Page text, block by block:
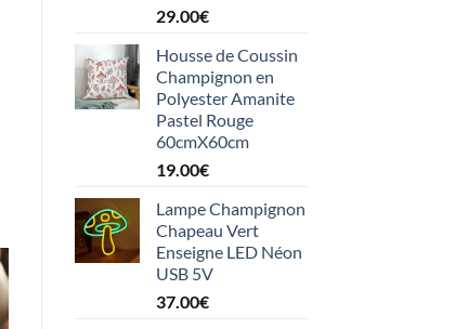
29.00€
Housse de Coussin
Champignon en
Polyester Amanite
Pastel Rouge
60cmX60cm
19.00€
Lampe Champignon
Chapeau Vert
Enseigne LED Néon
USB 5V
37.00€